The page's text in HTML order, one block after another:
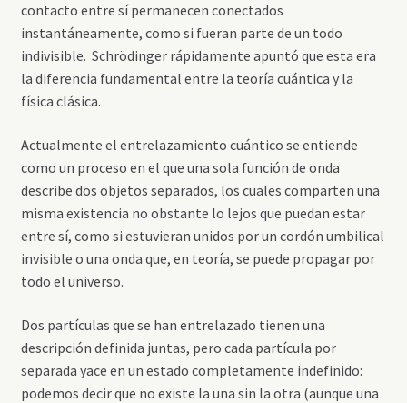
contacto entre sí permanecen conectados
instantáneamente, como si fueran parte de un todo
indivisible. Schrödinger rápidamente apuntó que esta era
la diferencia fundamental entre la teoría cuántica y la
física clásica.
Actualmente el entrelazamiento cuántico se entiende
como un proceso en el que una sola función de onda
describe dos objetos separados, los cuales comparten una
misma existencia no obstante lo lejos que puedan estar
entre sí, como si estuvieran unidos por un cordón umbilical
invisible o una onda que, en teoría, se puede propagar por
todo el universo.
Dos partículas que se han entrelazado tienen una
descripción definida juntas, pero cada partícula por
separada yace en un estado completamente indefinido:
podemos decir que no existe la una sin la otra (aunque una